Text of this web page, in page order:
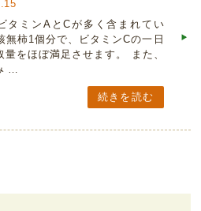
タミンAとCが多く含まれてい
無柿1個分で、ビタミンCの一日
量をほぼ満足させます。 また、
…
続きを読む